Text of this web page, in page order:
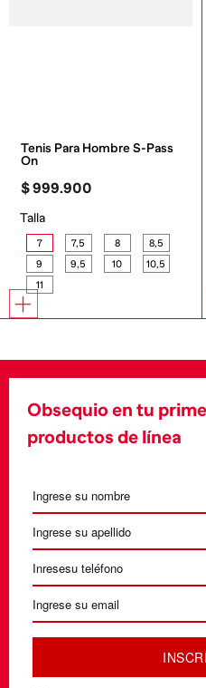
Tenis Para Hombre S-Pass
On
$999.900
Talla
7 7,5 8
8,5
9
9,5 10
10,5
11
Obsequio en tu
productos de línea